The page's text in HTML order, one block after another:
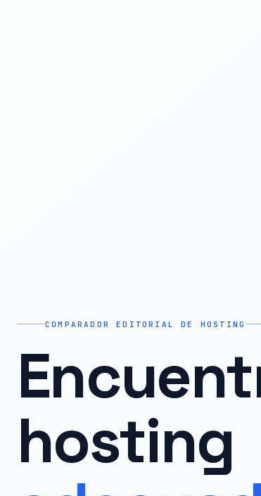
COMPARADOR EDITORIAL DE HOSTING
hosting